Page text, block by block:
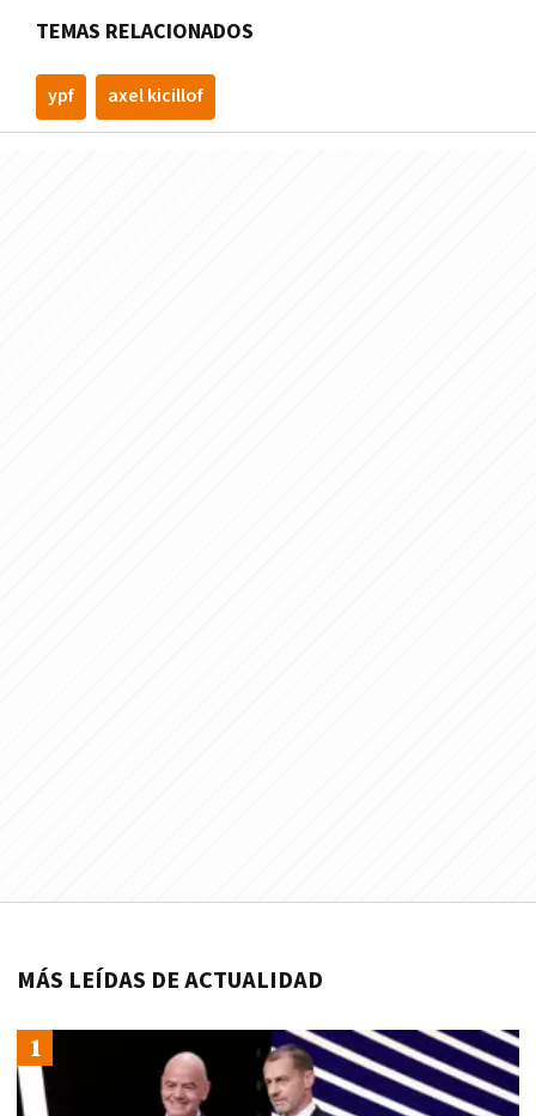
TEMAS RELACIONADOS
ypf axel kicillof
MÁS LEÍDAS DE ACTUALIDAD